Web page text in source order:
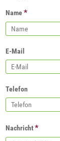
Name*
E-Mail
Telefon
Nachricht*